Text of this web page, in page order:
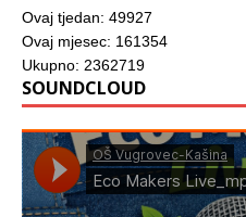
Ovaj tjedan: 49927
Ovaj mjesec: 161354
Ukupno: 2362719
SOUNDCLOUD